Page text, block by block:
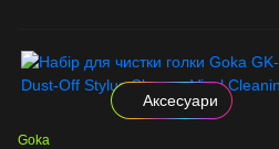
Аксесуари
Goka